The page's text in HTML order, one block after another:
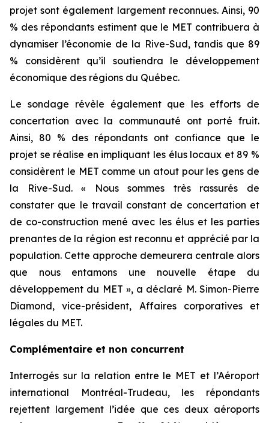
projet sont également largement reconnues. Ainsi, 90
% des répondants estiment que le MET contribuera à
dynamiser l’économie de la Rive-Sud, tandis que 89
% considèrent qu’il soutiendra le développement
économique des régions du Québec.
Le sondage révèle également que les efforts de
concertation avec la communauté ont porté fruit.
Ainsi, 80 % des répondants ont confiance que le
projet se réalise en impliquant les élus locaux et 89 %
considèrent le MET comme un atout pour les gens de
la Rive-Sud. « Nous sommes très rassurés de
constater que le travail constant de concertation et
de co-construction mené avec les élus et les parties
prenantes de la région est reconnu et apprécié par la
population. Cette approche demeurera centrale alors
que nous entamons une nouvelle étape du
développement du MET », a déclaré M. Simon-Pierre
Diamond, vice-président, Affaires corporatives et
légales du MET.
Complémentaire et non concurrent
Interrogés sur la relation entre le MET et l’Aéroport
international Montréal-Trudeau, les répondants
rejettent largement l’idée que ces deux aéroports